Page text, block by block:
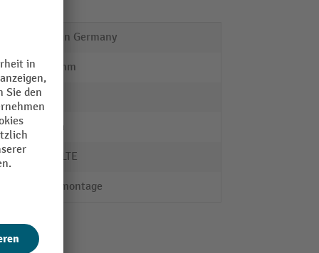
Made in Germany
2000 mm
ja
25 mm
SCHULTE
Steckmontage